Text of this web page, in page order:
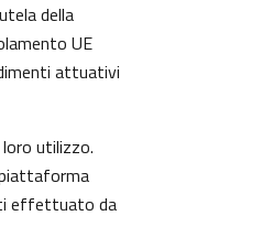
della
UE
attuativi
utilizzo.
effettuato da